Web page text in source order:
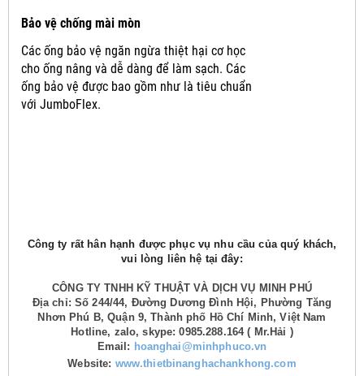
Bảo vệ chống mài mòn
Các ống bảo vệ ngăn ngừa thiệt hại cơ học
cho ống nâng và dễ dàng để làm sạch. Các
ống bảo vệ được bao gồm như là tiêu chuẩn
với JumboFlex.
Công ty rất hân hạnh được phục vụ nhu cầu của quý khách,
vui lòng liên hệ tại đây:
CÔNG TY TNHH KỸ THUẬT VÀ DỊCH VỤ MINH PHÚ
Địa chỉ: Số 244/44, Đường Dương Đình Hội, Phường Tăng
Nhơn Phú B, Quận 9, Thành phố Hồ Chí Minh, Việt Nam
Hotline, zalo, skype: 0985.288.164 ( Mr.Hải )
Email: hoanghai@minhphuco.vn
Website: www.thietbinanghachankhong.com